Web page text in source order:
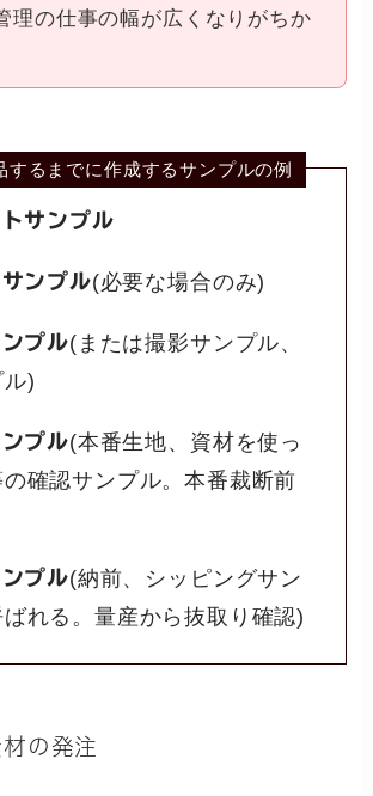
理の仕事の幅が広くなりがちか
するまでに作成するサンプルの例
サンプル
ンプル(必要な場合のみ)
プル(または撮影サンプル、
)
プル(本番生地、資材を使っ
確認サンプル。本番裁断前
プル(納前、シッピングサン
れる。量産から抜取り確認)
の発注